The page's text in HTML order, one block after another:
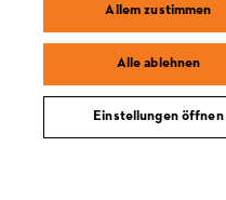
Reklamation und Garantie
STIHL Kooperationsprogramm
STIHL Bedienungsanleitungen
MY STIHL
Allem zustimmen
Alle ablehnen
Einstellungen öffnen